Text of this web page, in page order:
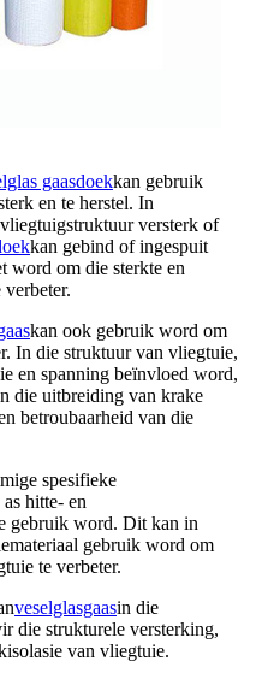
gaasdoekkan gebruik
en te herstel. In
versterk of
kan gebind of ingespuit
word om die sterkte en
kan ook gebruik word om
In die struktuur van vliegtuie,
en spanning beïnvloed word,
die uitbreiding van krake
betroubaarheid van die
spesifieke
hitte- en
gebruik word. Dit kan in
gebruik word om
te verbeter.
veselglasgaasin die
die strukturele versterking,
van vliegtuie.